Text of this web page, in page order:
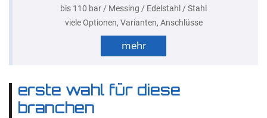
bis 110 bar / Messing / Edelstahl / Stahl
viele Optionen, Varianten, Anschlüsse
mehr
erste wahl für diese
branchen